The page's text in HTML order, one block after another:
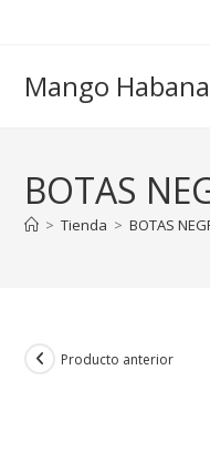
Mango Habana
BOTAS
> Tienda > BOTAS
Producto anterior